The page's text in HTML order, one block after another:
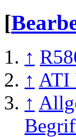
[
↑
↑ ATI
↑